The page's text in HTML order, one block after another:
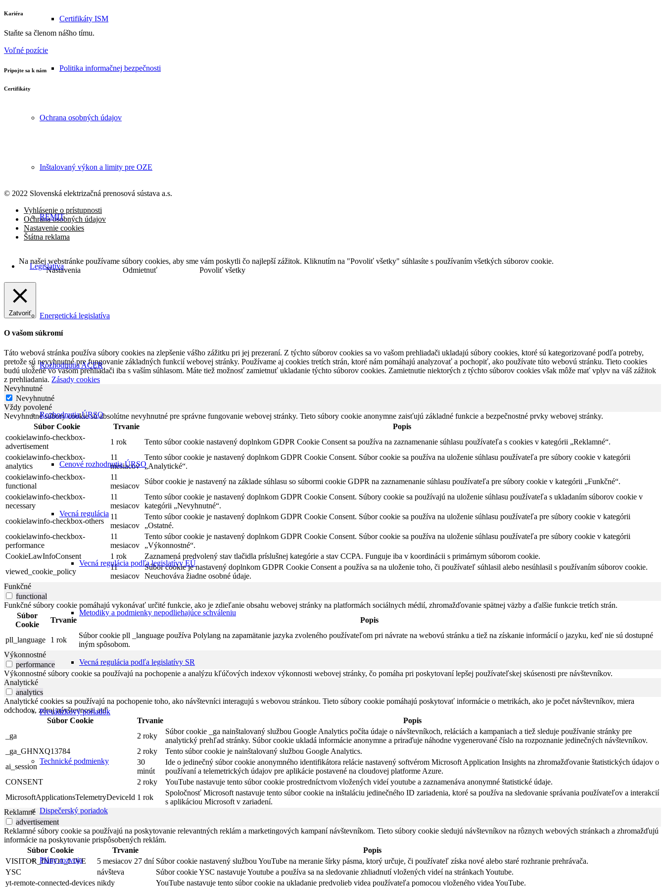
Certifikáty ISM
Politika informačnej bezpečnosti
Ochrana osobných údajov
Inštalovaný výkon a limity pre OZE
REMIT
Legislatíva
Energetická legislatíva
Rozhodnutia ACER
Rozhodnutia ÚRSO
Cenové rozhodnutia ÚRSO
Vecná regulácia
Vecná regulácia podľa legislatívy EÚ
Metodiky a podmienky nepodliehajúce schváleniu
Vecná regulácia podľa legislatívy SR
Prevádzkový poriadok
Technické podmienky
Dispečerský poriadok
Plány rozvoja
Kariéra
Staňte sa členom nášho tímu.
Voľné pozície
Pripojte sa k nám
Certifikáty
© 2022 Slovenská elektrizačná prenosová sústava a.s.
Vyhlásenie o prístupnosti
Ochrana osobných údajov
Nastavenie cookies
Štátna reklama
Na našej webstránke používame súbory cookies, aby sme vám poskytli čo najlepší zážitok. Kliknutím na "Povoliť všetky" súhlasíte s používaním všetkých súborov cookie.
Nastavenia
Odmietnuť Povoliť všetky
Zatvoriť
O vašom súkromí
Táto webová stránka používa súbory cookies na zlepšenie vášho zážitku pri jej prezeraní. Z týchto súborov cookies sa vo vašom prehliadači ukladajú súbory cookies, ktoré sú kategorizované podľa potreby,
pretože sú nevyhnutné pre fungovanie základných funkcií webovej stránky. Používame aj cookies tretích strán, ktoré nám pomáhajú analyzovať a pochopiť, ako používate túto webovú stránku. Tieto cookies
budú uložené vo vašom prehliadači iba s vaším súhlasom. Máte tiež možnosť zamietnuť ukladanie týchto súborov cookies. Zamietnutie niektorých z týchto súborov cookies však môže mať vplyv na váš zážitok
z prehliadania. Zásady cookies
Nevyhnutné
Nevyhnutné
Vždy povolené
Nevyhnutné súbory cookie sú absolútne nevyhnutné pre správne fungovanie webovej stránky. Tieto súbory cookie anonymne zaisťujú základné funkcie a bezpečnostné prvky webovej stránky.
Súbor Cookie
Trvanie
Popis
cookielawinfo-checkbox-
advertisement
1 rok
Tento súbor cookie nastavený doplnkom GDPR Cookie Consent sa používa na zaznamenanie súhlasu používateľa s cookies v kategórii „Reklamné“.
cookielawinfo-checkbox-
analytics
11
mesiacov
Tento súbor cookie je nastavený doplnkom GDPR Cookie Consent. Súbor cookie sa používa na uloženie súhlasu používateľa pre súbory cookie v kategórii
„Analytické“.
cookielawinfo-checkbox-
functional
11
mesiacov
Súbor cookie je nastavený na základe súhlasu so súbormi cookie GDPR na zaznamenanie súhlasu používateľa pre súbory cookie v kategórii „Funkčné“.
cookielawinfo-checkbox-
necessary
11
mesiacov
Tento súbor cookie je nastavený doplnkom GDPR Cookie Consent. Súbory cookie sa používajú na uloženie súhlasu používateľa s ukladaním súborov cookie v
kategórii „Nevyhnutné“.
cookielawinfo-checkbox-others
11
mesiacov
Tento súbor cookie je nastavený doplnkom GDPR Cookie Consent. Súbor cookie sa používa na uloženie súhlasu používateľa pre súbory cookie v kategórii
„Ostatné.
cookielawinfo-checkbox-
performance
11
mesiacov
Tento súbor cookie je nastavený doplnkom GDPR Cookie Consent. Súbor cookie sa používa na uloženie súhlasu používateľa pre súbory cookie v kategórii
„Výkonnostné“.
CookieLawInfoConsent
1 rok
Zaznamená predvolený stav tlačidla príslušnej kategórie a stav CCPA. Funguje iba v koordinácii s primárnym súborom cookie.
viewed_cookie_policy
11
mesiacov
Súbor cookie je nastavený doplnkom GDPR Cookie Consent a používa sa na uloženie toho, či používateľ súhlasil alebo nesúhlasil s používaním súborov cookie.
Neuchováva žiadne osobné údaje.
Funkčné
functional
Funkčné súbory cookie pomáhajú vykonávať určité funkcie, ako je zdieľanie obsahu webovej stránky na platformách sociálnych médií, zhromažďovanie spätnej väzby a ďalšie funkcie tretích strán.
Súbor
Cookie
Trvanie Popis
pll_language 1 rok
Súbor cookie pll _language používa Polylang na zapamätanie jazyka zvoleného používateľom pri návrate na webovú stránku a tiež na získanie informácií o jazyku, keď nie sú dostupné
iným spôsobom.
Výkonnostné
performance
Výkonnostné súbory cookie sa používajú na pochopenie a analýzu kľúčových indexov výkonnosti webovej stránky, čo pomáha pri poskytovaní lepšej používateľskej skúsenosti pre návštevníkov.
Analytické
analytics
Analytické cookies sa používajú na pochopenie toho, ako návštevníci interagujú s webovou stránkou. Tieto súbory cookie pomáhajú poskytovať informácie o metrikách, ako je počet návštevníkov, miera
odchodov, zdroj návštevnosti atď.
Súbor Cookie
Trvanie
Popis
_ga
2 roky
Súbor cookie _ga nainštalovaný službou Google Analytics počíta údaje o návštevníkoch, reláciách a kampaniach a tiež sleduje používanie stránky pre
analytický prehľad stránky. Súbor cookie ukladá informácie anonymne a priraďuje náhodne vygenerované číslo na rozpoznanie jedinečných návštevníkov.
_ga_GHNXQ13784
2 roky
Tento súbor cookie je nainštalovaný službou Google Analytics.
ai_session
30
minút
Ide o jedinečný súbor cookie anonymného identifikátora relácie nastavený softvérom Microsoft Application Insights na zhromažďovanie štatistických údajov o
používaní a telemetrických údajov pre aplikácie postavené na cloudovej platforme Azure.
CONSENT
2 roky
YouTube nastavuje tento súbor cookie prostredníctvom vložených videí youtube a zaznamenáva anonymné štatistické údaje.
MicrosoftApplicationsTelemetryDeviceId 1 rok
Spoločnosť Microsoft nastavuje tento súbor cookie na inštaláciu jedinečného ID zariadenia, ktoré sa používa na sledovanie správania používateľov a interakcií
s aplikáciou Microsoft v zariadení.
Reklamné
advertisement
Reklamné súbory cookie sa používajú na poskytovanie relevantných reklám a marketingových kampaní návštevníkom. Tieto súbory cookie sledujú návštevníkov na rôznych webových stránkach a zhromažďujú
informácie na poskytovanie prispôsobených reklám.
Súbor Cookie
Trvanie
Popis
VISITOR_INFO1_LIVE
5 mesiacov 27 dní Súbor cookie nastavený službou YouTube na meranie šírky pásma, ktorý určuje, či používateľ získa nové alebo staré rozhranie prehrávača.
YSC
návšteva
Súbor cookie YSC nastavuje Youtube a používa sa na sledovanie zhliadnutí vložených videí na stránkach Youtube.
yt-remote-connected-devices nikdy YouTube nastavuje tento súbor cookie na ukladanie predvolieb videa používateľa pomocou vloženého videa YouTube.